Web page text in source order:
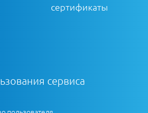
сертификаты
сервиса